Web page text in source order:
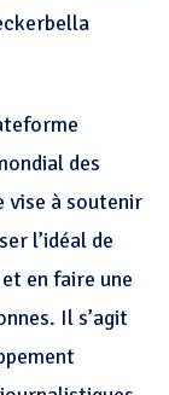
des
vise à soutenir
l’idéal de
en faire une
Il s’agit